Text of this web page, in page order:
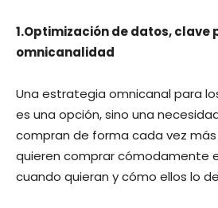
1.Optimización de datos, clave
omnicanalidad
Una estrategia omnicanal para
es una opción, sino una
compran de forma cada vez
quieren comprar cómodamente
cuando quieran y cómo ellos lo